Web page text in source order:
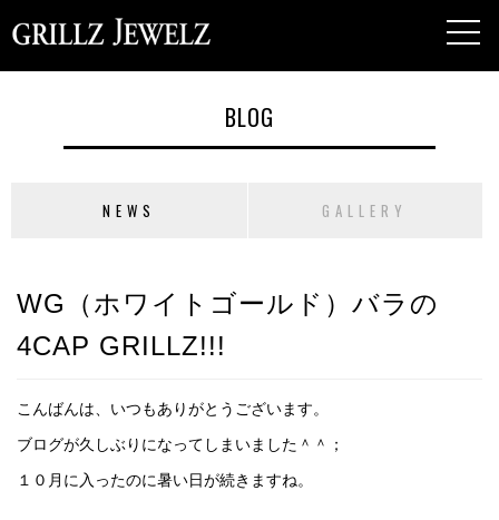
BLOG
NEWS GALLERY
WG（ホワイトゴールド）バラの
4CAP GRILLZ!!!
こんばんは、いつもありがとうございます。
ブログが久しぶりになってしまいました＾＾；
１０月に入ったのに暑い日が続きますね。